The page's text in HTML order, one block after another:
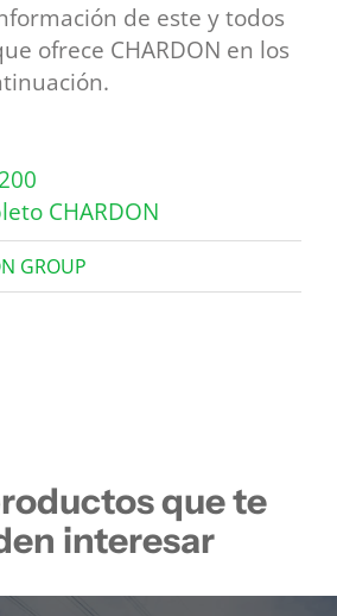
de este y todos
ofrece CHARDON en los
CHARDON
GROUP
que te
interesar